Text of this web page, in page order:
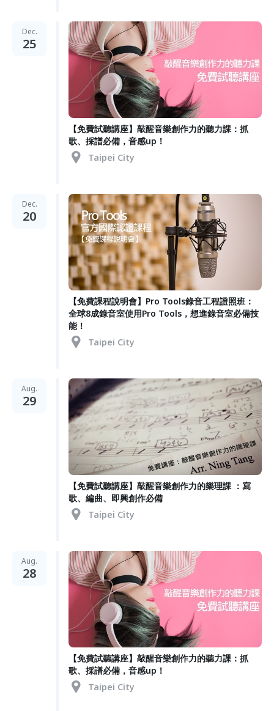
Dec.
25
【免費試聽講座】敲醒音樂創作力的聽力課：抓
歌、採譜必備，音感up！
Taipei City
Dec.
20
【免費課程說明會】Pro Tools錄音工程證照班：
全球8成錄音室使用Pro Tools，想進錄音室必備技
能！
Taipei City
Aug.
29
【免費試聽講座】敲醒音樂創作力的樂理課 ：寫
歌、編曲、即興創作必備
Taipei City
Aug.
28
【免費試聽講座】敲醒音樂創作力的聽力課：抓
歌、採譜必備，音感up！
Taipei City